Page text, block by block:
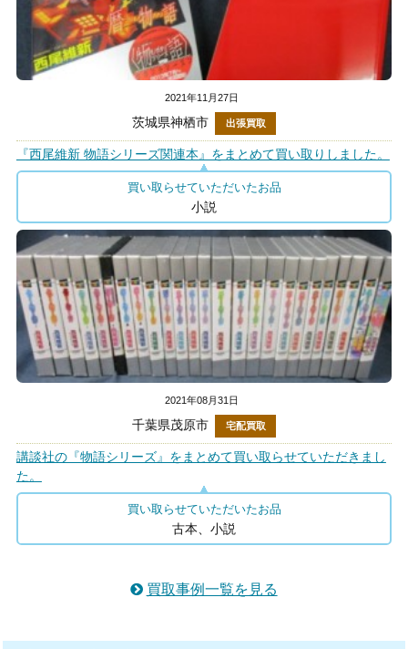
2021年11月27日
茨城県神栖市 出張買取
『西尾維新 物語シリーズ関連本』をまとめて買い取りしました。
買い取らせていただいたお品
小説
2021年08月31日
千葉県茂原市 宅配買取
講談社の『物語シリーズ』をまとめて買い取らせていただきまし
た。
買い取らせていただいたお品
古本、小説
買取事例一覧を見る